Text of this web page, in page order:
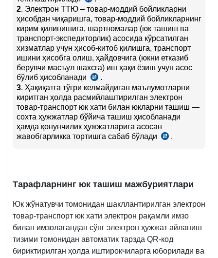
20-
б.,
28.04.2021
й.
249-
сон
ВМҚга
3–
1-
илова
2. Электрон ТТЮ – товар-моддий бойликларни
ҳисобдан чиқаришга, товар-моддий бойликларнинг
кирим қилинишига, шартномалар (юк ташиш ва
транспорт-экспедиторлик) асосида кўрсатилган
хизматлар учун ҳисоб-китоб қилишга, транспорт
ишини ҳисобга олиш, ҳайдовчига (юкни етказиб
берувчи масъул шахсга) иш ҳақи ёзиш учун асос
бўлиб ҳисобланади
Низом
8-
б.,
28.04.2021
й.
249-
сон
.
3. Ҳақиқатга тўғри келмайдиган маълумотларни
киритган ҳолда расмийлаштирилган электрон
товар-транспорт юк хати билан юкларни ташиш —
сохта ҳужжатлар бўйича ташиш ҳисобланади
ҳамда қонунчилик ҳужжатларига асосан
жавобгарликка тортишга сабаб бўлади
Низом
249-
ВМҚга
3–
1-
.
Тарафларнинг юк ташиш мажбуриятлари
Юк жўнатувчи томонидан шакллантирилган электрон
товар-транспорт юк хати электрон рақамли имзо
билан имзолагандан сўнг электрон ҳужжат айланиш
тизими томонидан автоматик тарзда QR-код
бириктирилган ҳолда иштирокчиларга юборилади ва